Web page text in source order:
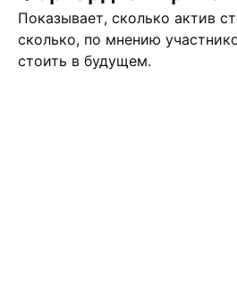
Показывает, сколько актив
сколько, по мнению
стоить в будущем.